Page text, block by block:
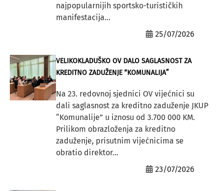
najpopularnijih sportsko-turističkih
manifestacija...
25/07/2026
VELIKOKLADUŠKO OV DALO SAGLASNOST ZA
KREDITNO ZADUŽENJE “KOMUNALIJA”
Na 23. redovnoj sjednici OV vijećnici su
dali saglasnost za kreditno zaduženje JKUP
“Komunalije” u iznosu od 3.700 000 KM.
Prilikom obrazloženja za kreditno
zaduženje, prisutnim vijećnicima se
obratio direktor...
23/07/2026